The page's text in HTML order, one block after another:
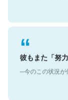
彼もまた「努